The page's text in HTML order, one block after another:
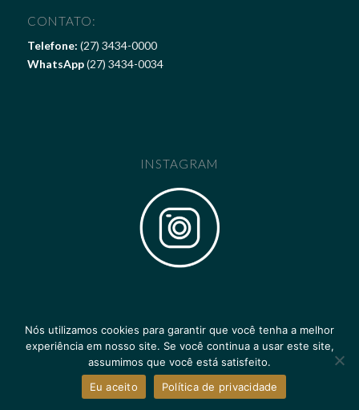
CONTATO:
Telefone: (27) 3434-0000
WhatsApp(27) 3434-0034
INSTAGRAM
@Copyright - as imagens autorais deste website pertencem ao
. Desenvolvido por Marketing365
Nós utilizamos cookies para garantir que você tenha a melhor
experiência em nosso site. Se você continua a usar este site,
assumimos que você está satisfeito.
Eu aceito
Política de privacidade